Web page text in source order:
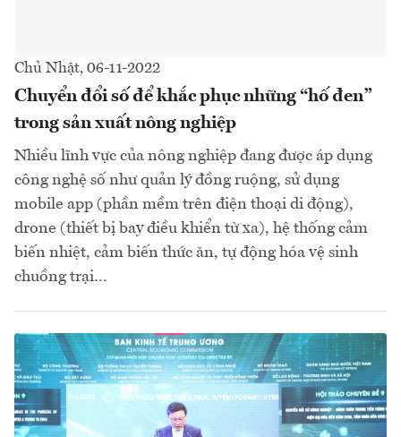
Chủ Nhật, 06-11-2022
Chuyển đổi số để khắc phục những “hố đen”
trong sản xuất nông nghiệp
Nhiều lĩnh vực của nông nghiệp đang được áp dụng
công nghệ số như quản lý đồng ruộng, sử dụng
mobile app (phần mềm trên điện thoại di động),
drone (thiết bị bay điều khiển từ xa), hệ thống cảm
biến nhiệt, cảm biến thức ăn, tự động hóa vệ sinh
chuồng trại…